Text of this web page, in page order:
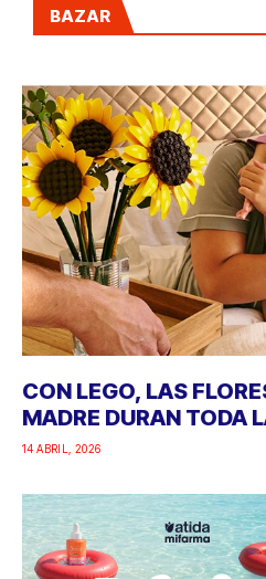
BAZAR
CON LEGO, LAS
MADRE DURAN TODA
14 ABRIL, 2026